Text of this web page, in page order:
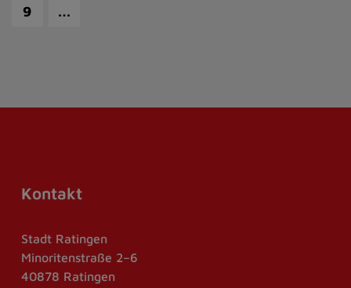
9
…
Kontakt
Stadt Ratingen
Minoritenstraße 2–6
40878 Ratingen